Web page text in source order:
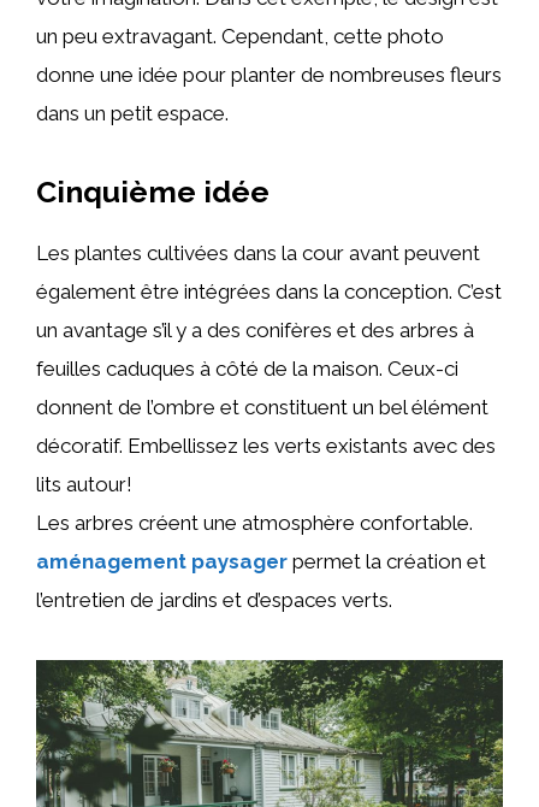
un peu extravagant. Cependant, cette photo
donne une idée pour planter de nombreuses fleurs
dans un petit espace.
Cinquième idée
Les plantes cultivées dans la cour avant peuvent
également être intégrées dans la conception. C’est
un avantage s’il y a des conifères et des arbres à
feuilles caduques à côté de la maison. Ceux-ci
donnent de l’ombre et constituent un bel élément
décoratif. Embellissez les verts existants avec des
lits autour!
Les arbres créent une atmosphère confortable.
aménagement paysager permet la création et
l’entretien de jardins et d’espaces verts.